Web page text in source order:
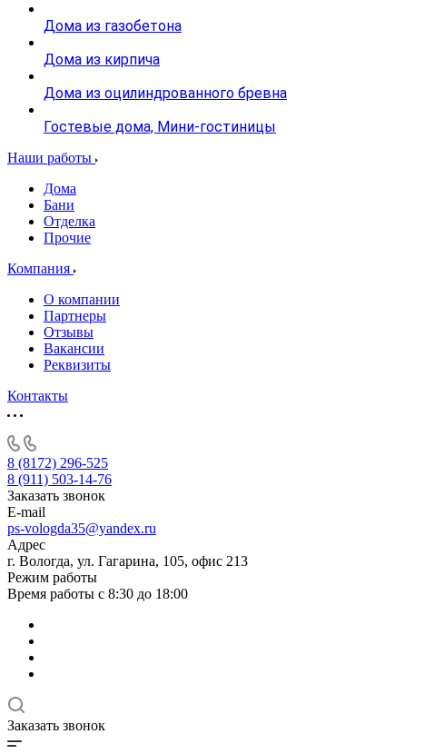
Дома из газобетона
Дома из кирпича
Дома из оцилиндрованного бревна
Гостевые дома, Мини-гостиницы
Наши работы
Дома
Бани
Отделка
Прочие
Компания
О компании
Партнеры
Отзывы
Вакансии
Реквизиты
Контакты
8 (8172) 296-525
8 (911) 503-14-76
Заказать звонок
E-mail
ps-vologda35@yandex.ru
Адрес
г. Вологда, ул. Гагарина, 105, офис 213
Режим работы
Время работы с 8:30 до 18:00
Заказать звонок